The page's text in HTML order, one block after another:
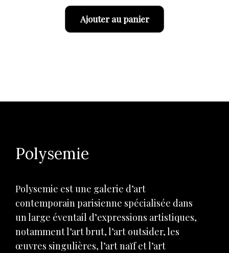
Ajouter au panier
Polysemie
Polysemie est une galerie d’art
contemporain parisienne spécialisée dans
un large éventail d’expressions artistiques,
notamment l’art brut, l’art outsider, les
œuvres singulières, l’art naïf et l’art